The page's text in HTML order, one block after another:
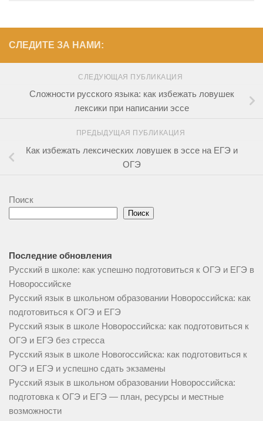
СЛЕДИТЕ ЗА НАМИ:
СЛЕДУЮЩАЯ ПУБЛИКАЦИЯ
Сложности русского языка: как избежать ловушек
лексики при написании эссе
ПРЕДЫДУЩАЯ ПУБЛИКАЦИЯ
Как избежать лексических ловушек в эссе на ЕГЭ и
ОГЭ
Поиск
Поиск
Последние обновления
Русский в школе: как успешно подготовиться к ОГЭ и ЕГЭ в
Новороссийске
Русский язык в школьном образовании Новороссийска: как
подготовиться к ОГЭ и ЕГЭ
Русский язык в школе Новороссийска: как подготовиться к
ОГЭ и ЕГЭ без стресса
Русский язык в школе Новorоссийска: как подготовиться к
ОГЭ и ЕГЭ и успешно сдать экзамены
Русский язык в школьном образовании Новороссийска:
подготовка к ОГЭ и ЕГЭ — план, ресурсы и местные
возможности